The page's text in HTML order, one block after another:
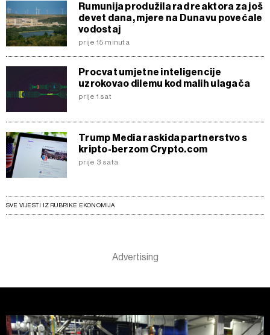
Rumunija produžila rad reaktora za još
devet dana, mjere na Dunavu povećale
vodostaj
prije 15 minuta
Procvat umjetne inteligencije
uzrokovao dilemu kod malih ulagača
prije 1 sat
Trump Media raskida partnerstvo s
kripto-berzom Crypto.com
prije 3 sata
SVE VIJESTI IZ RUBRIKE EKONOMIJA